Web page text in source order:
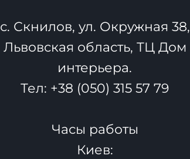
с. Скнилов, ул. Окружная 38,
Львовская область, ТЦ Дом
интерьера.
Тел: +38 (050) 315 57 79
Часы работы
Киев: